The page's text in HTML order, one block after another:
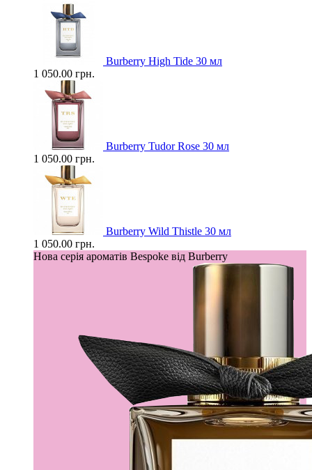
Burberry High Tide 30 мл
1 050.00 грн.
Burberry Tudor Rose 30 мл
1 050.00 грн.
Burberry Wild Thistle 30 мл
1 050.00 грн.
Нова серія ароматів Bespoke від Burberry